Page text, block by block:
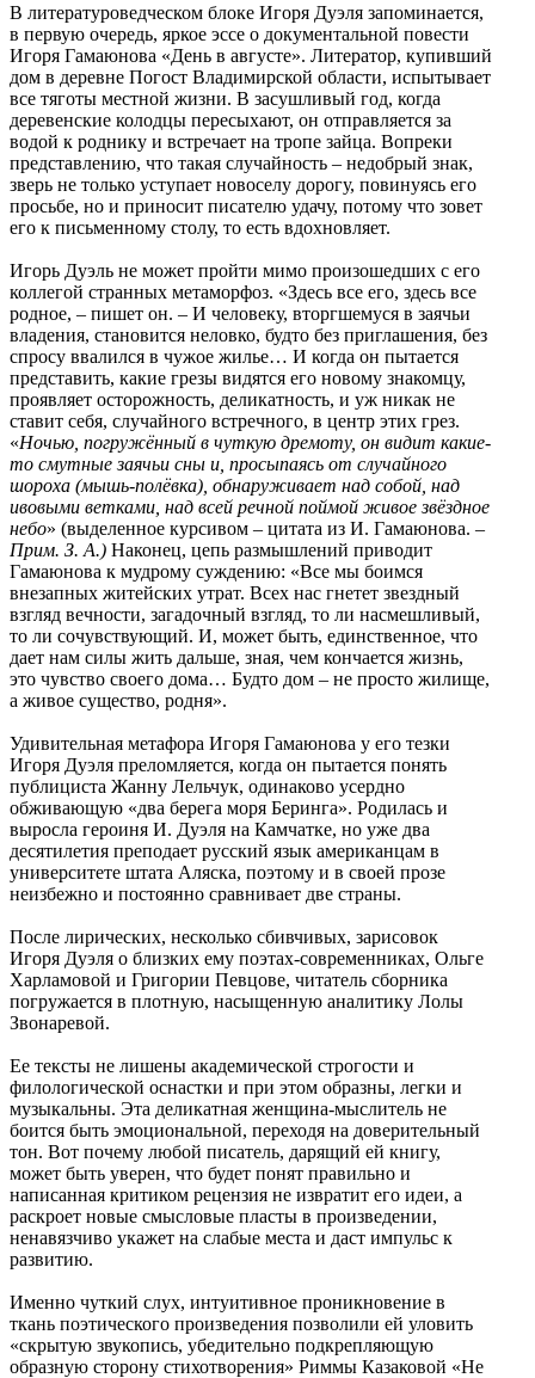
В литературоведческом блоке Игоря Дуэля запоминается,
в первую очередь, яркое эссе о документальной повести
Игоря Гамаюнова «День в августе». Литератор, купивший
дом в деревне Погост Владимирской области, испытывает
все тяготы местной жизни. В засушливый год, когда
деревенские колодцы пересыхают, он отправляется за
водой к роднику и встречает на тропе зайца. Вопреки
представлению, что такая случайность – недобрый знак,
зверь не только уступает новоселу дорогу, повинуясь его
просьбе, но и приносит писателю удачу, потому что зовет
его к письменному столу, то есть вдохновляет.
Игорь Дуэль не может пройти мимо произошедших с его
коллегой странных метаморфоз. «Здесь все его, здесь все
родное, – пишет он. – И человеку, вторгшемуся в заячьи
владения, становится неловко, будто без приглашения, без
спросу ввалился в чужое жилье… И когда он пытается
представить, какие грезы видятся его новому знакомцу,
проявляет осторожность, деликатность, и уж никак не
ставит себя, случайного встречного, в центр этих грез.
«Ночью, погружённый в чуткую дремоту, он видит какие-
то смутные заячьи сны и, просыпаясь от случайного
шороха (мышь-полёвка), обнаруживает над собой, над
ивовыми ветками, над всей речной поймой живое звёздное
небо» (выделенное курсивом – цитата из И. Гамаюнова. –
Прим. З. А.) Наконец, цепь размышлений приводит
Гамаюнова к мудрому суждению: «Все мы боимся
внезапных житейских утрат. Всех нас гнетет звездный
взгляд вечности, загадочный взгляд, то ли насмешливый,
то ли сочувствующий. И, может быть, единственное, что
дает нам силы жить дальше, зная, чем кончается жизнь,
это чувство своего дома… Будто дом – не просто жилище,
а живое существо, родня».
Удивительная метафора Игоря Гамаюнова у его тезки
Игоря Дуэля преломляется, когда он пытается понять
публициста Жанну Лельчук, одинаково усердно
обживающую «два берега моря Беринга». Родилась и
выросла героиня И. Дуэля на Камчатке, но уже два
десятилетия преподает русский язык американцам в
университете штата Аляска, поэтому и в своей прозе
неизбежно и постоянно сравнивает две страны.
После лирических, несколько сбивчивых, зарисовок
Игоря Дуэля о близких ему поэтах-современниках, Ольге
Харламовой и Григории Певцове, читатель сборника
погружается в плотную, насыщенную аналитику Лолы
Звонаревой.
Ее тексты не лишены академической строгости и
филологической оснастки и при этом образны, легки и
музыкальны. Эта деликатная женщина-мыслитель не
боится быть эмоциональной, переходя на доверительный
тон. Вот почему любой писатель, дарящий ей книгу,
может быть уверен, что будет понят правильно и
написанная критиком рецензия не извратит его идеи, а
раскроет новые смысловые пласты в произведении,
ненавязчиво укажет на слабые места и даст импульс к
развитию.
Именно чуткий слух, интуитивное проникновение в
ткань поэтического произведения позволили ей уловить
«скрытую звукопись, убедительно подкрепляющую
образную сторону стихотворения» Риммы Казаковой «Не